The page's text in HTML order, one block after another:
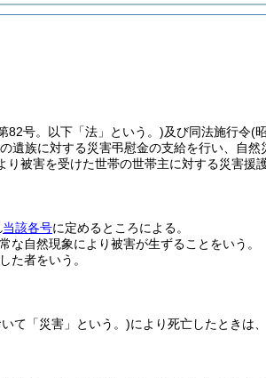
82号。以下「法」という。)及び同法施行令(
遺族に対する災害弔慰金の支給を行い、自
被害を受けた世帯の世帯主に対する災害援
当該各号に定めるところによる。
自然現象により被害が生ずることをいう。
た者をいう。
て「災害」という。)により死亡したときは